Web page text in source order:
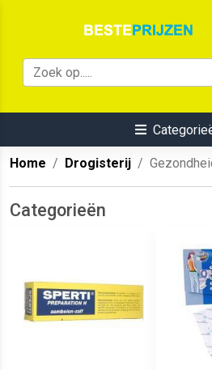
Home Drogisterij
Categorieën